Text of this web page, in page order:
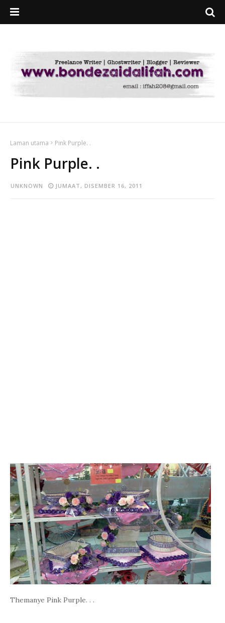
Laman utama Pink Purple. .
Pink Purple. .
UNKNOWN JUMAAT, DISEMBER 16, 2011
Themanye Pink Purple. . .